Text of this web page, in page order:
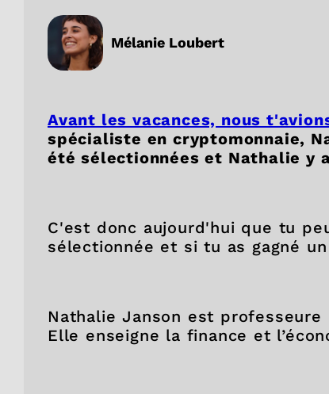
Mélanie Loubert
Avant les vacances, nous
spécialiste en cryptomonnaie,
été sélectionnées et Nathalie y
C'est donc aujourd'hui que tu
sélectionnée et si tu as gagné
Nathalie Janson est
Elle enseigne la finance et